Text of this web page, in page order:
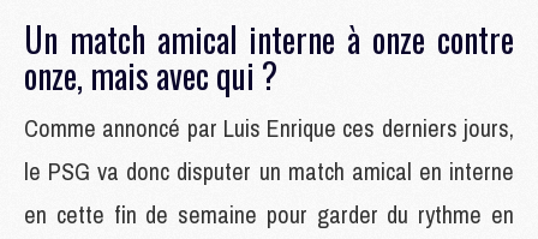
Un match amical interne à onze contre
onze, mais avec qui ?
Comme annoncé par Luis Enrique ces derniers jours,
le PSG va donc disputer un match amical en interne
en cette fin de semaine pour garder du rythme en